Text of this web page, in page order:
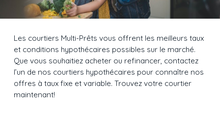
Les courtiers Multi-Prêts vous offrent les meilleurs taux
et conditions hypothécaires possibles sur le marché.
Que vous souhaitiez acheter ou refinancer, contactez
l’un de nos courtiers hypothécaires pour connaître nos
offres à taux fixe et variable. Trouvez votre courtier
maintenant!